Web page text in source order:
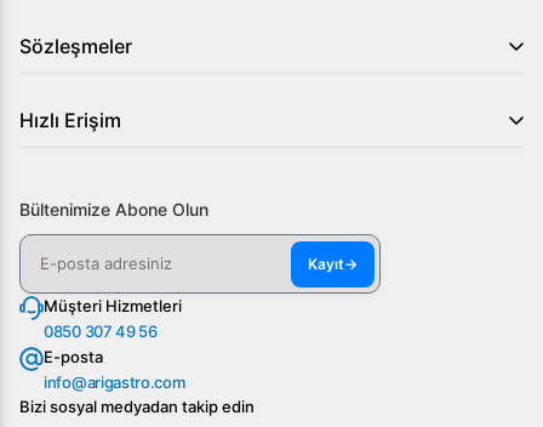
Sözleşmeler
Hızlı Erişim
Bültenimize Abone Olun
Kayıt→
Müşteri Hizmetleri
0850 307 49 56
E-posta
info@arigastro.com
Bizi sosyal medyadan takip edin